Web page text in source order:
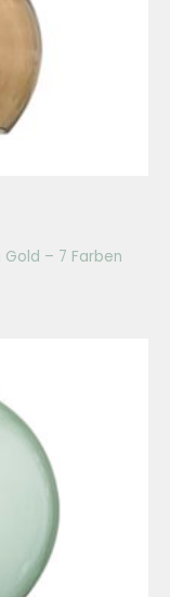
Gold – 7 Farben